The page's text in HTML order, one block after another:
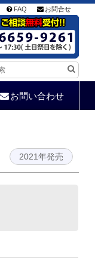
FAQ お問合せ
お問い合わせ
2021年発売